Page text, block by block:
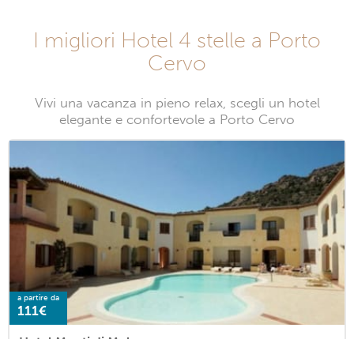
I migliori Hotel 4 stelle a Porto
Cervo
Vivi una vacanza in pieno relax, scegli un hotel
elegante e confortevole a Porto Cervo
a partire da
111€